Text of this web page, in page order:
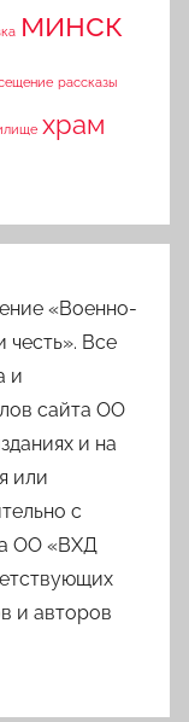
минск
рассказы
храм
«Военно-
честь». Все
и
сайта ОО
и на
или
с
ОО «ВХД
и авторов